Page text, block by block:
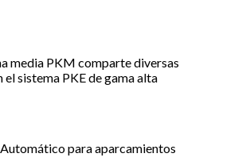
media PKM comparte diversas
sistema PKE de gama alta
para aparcamientos